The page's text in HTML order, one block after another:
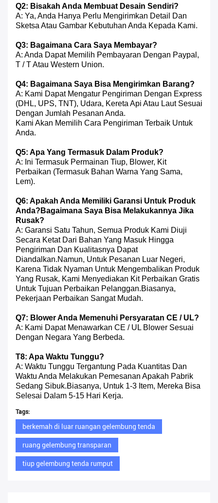
Q2: Bisakah Anda Membuat Desain Sendiri?
A: Ya, Anda Hanya Perlu Mengirimkan Detail Dan
Sketsa Atau Gambar Kebutuhan Anda Kepada Kami.
Q3: Bagaimana Cara Saya Membayar?
A: Anda Dapat Memilih Pembayaran Dengan Paypal,
T / T Atau Western Union.
Q4: Bagaimana Saya Bisa Mengirimkan Barang?
A: Kami Dapat Mengatur Pengiriman Dengan Express
(DHL, UPS, TNT), Udara, Kereta Api Atau Laut Sesuai
Dengan Jumlah Pesanan Anda.
Kami Akan Memilih Cara Pengiriman Terbaik Untuk
Anda.
Q5: Apa Yang Termasuk Dalam Produk?
A: Ini Termasuk Permainan Tiup, Blower, Kit
Perbaikan (termasuk Bahan Warna Yang Sama,
Lem).
Q6: Apakah Anda Memiliki Garansi Untuk Produk
Anda?Bagaimana Saya Bisa Melakukannya Jika
Rusak?
A: Garansi Satu Tahun, Semua Produk Kami Diuji
Secara Ketat Dari Bahan Yang Masuk Hingga
Pengiriman Dan Kualitasnya Dapat
Diandalkan.Namun, Untuk Pesanan Luar Negeri,
Karena Tidak Nyaman Untuk Mengembalikan Produk
Yang Rusak, Kami Menyediakan Kit Perbaikan Gratis
Untuk Tujuan Perbaikan Pelanggan.Biasanya,
Pekerjaan Perbaikan Sangat Mudah.
Q7: Blower Anda Memenuhi Persyaratan CE / UL?
A: Kami Dapat Menawarkan CE / UL Blower Sesuai
Dengan Negara Yang Berbeda.
T8: Apa Waktu Tunggu?
A: Waktu Tunggu Tergantung Pada Kuantitas Dan
Waktu Anda Melakukan Pemesanan Apakah Pabrik
Sedang Sibuk.Biasanya, Untuk 1-3 Item, Mereka Bisa
Selesai Dalam 5-15 Hari Kerja.
Tags:
berkemah di luar ruangan gelembung tenda
ruang gelembung transparan
tiup gelembung tenda rumput